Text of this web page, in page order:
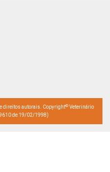
direitos autorais. Copyright© Veterinário
de 19/02/1998)